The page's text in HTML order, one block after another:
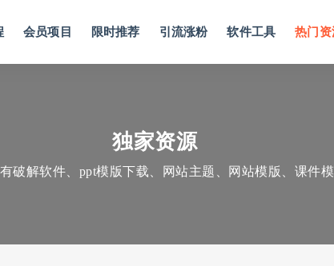
会员项目 限时推荐 引流涨粉 软件工具 热门资
独家资源
破解软件、ppt模版下载、网站主题、网站模版、课件